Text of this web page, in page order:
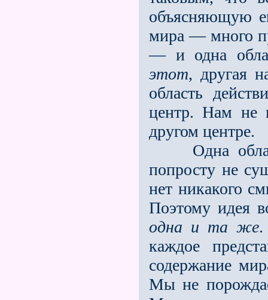
объясняющую
мира — много
— и одна
этот, другая
область
центр. Нам не
другом центре.
Одна
попросту не
нет никакого
Поэтому идея
одна и та же.
каждое
содержание
Мы не